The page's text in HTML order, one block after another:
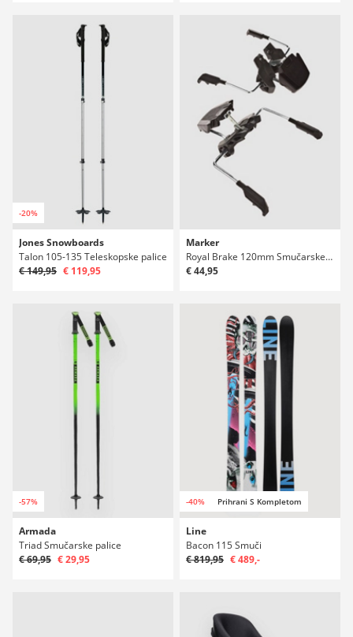
-20%
Jones Snowboards
Talon 105-135 Teleskopske palice
€ 149,95 € 119,95
Marker
Royal Brake 120mm Smučarske vezi
€ 44,95
-57%
Armada
Triad Smučarske palice
€ 69,95 € 29,95
-40% Prihrani S Kompletom
Line
Bacon 115 Smuči
€ 819,95 € 489,-